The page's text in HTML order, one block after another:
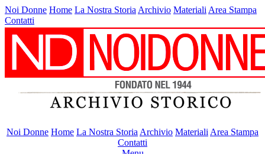
Noi Donne Home La Nostra Storia Archivio Materiali Area Stampa
Contatti
Noi Donne Home La Nostra Storia Archivio Materiali Area Stampa
Contatti